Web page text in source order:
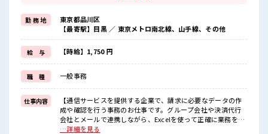
場合によってはお願いすることもあります♪
≪完全週休二日制≫
週末は家族や友人と一緒にプライベート満喫！
≪モチベーションもUP≫
派手過ぎなければ髪型や髪色自由♪
(規定有)≪未経験でも活躍できる≫
新しいことにチャレンジするのは不安だけど、
しっかり働く環境が整っています！
イチからスキルUP・ステップUP目指していきましょう！
■職場の雰囲気
女性も活躍しやすい雰囲気の職場です！
明るすぎたり奇抜過ぎなければヘアカラーOK！
勤 務 地
東京都品川区
【最寄駅】目黒 ／ 東京メトロ南北線、山手線、その他
給 与 【時給】1,750 円
職 種 一般事務
仕事内容
【通信サービスを提供する企業で、請求に必要なデータの作
成や確認を行う事務のお仕事です。グループ会社や決済代行
会社とメールで連携しながら、Excelを使って正確に業務を進
めていただきます。】●お客様への請求に必要なデータの作
…詳細を見る